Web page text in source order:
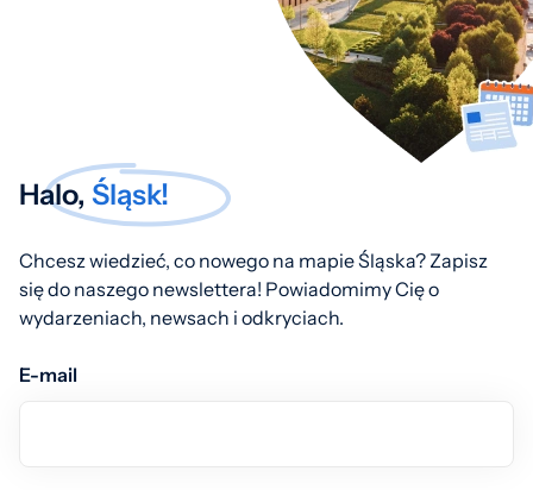
Halo, Śląsk!
Chcesz wiedzieć, co nowego na mapie Śląska? Zapisz
się do naszego newslettera! Powiadomimy Cię o
wydarzeniach, newsach i odkryciach.
E-mail